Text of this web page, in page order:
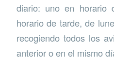
diario: uno en horario
horario de tarde, de
recogiendo todos los
anterior o en el mismo